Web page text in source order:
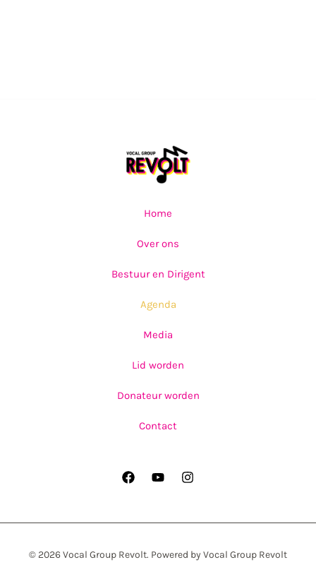
Home
Over ons
Bestuur en Dirigent
Agenda
Media
Lid worden
Donateur worden
Contact
© 2026 Vocal Group Revolt. Powered by Vocal Group Revolt